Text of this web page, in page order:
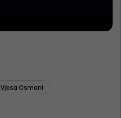
Vjosa Osmani